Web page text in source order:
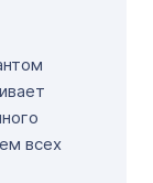
всех